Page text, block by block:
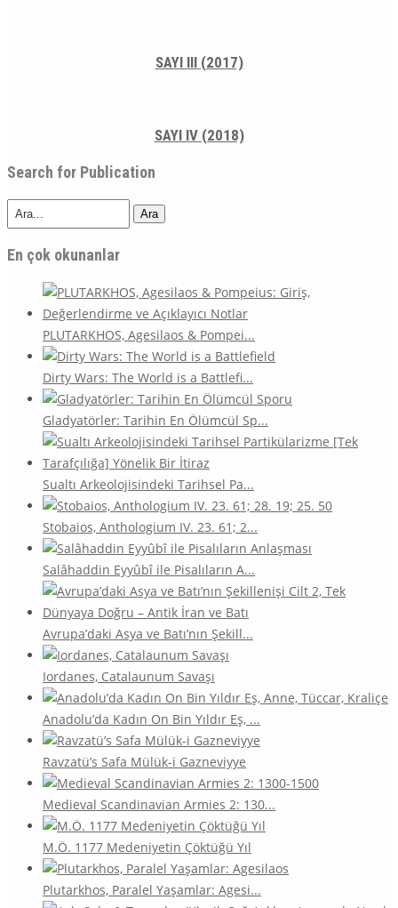
SAYI III (2017)
SAYI IV (2018)
Search for Publication
Ara
En çok okunanlar
PLUTARKHOS, Agesilaos & Pompei...
Dirty Wars: The World is a Battlefi...
Gladyatörler: Tarihin En Ölümcül Sp...
Sualtı Arkeolojisindeki Tarihsel Pa...
Stobaios, Anthologium IV. 23. 61; 2...
Salâhaddin Eyyûbî ile Pisalıların A...
Avrupa’daki Asya ve Batı’nın Şekill...
Iordanes, Catalaunum Savaşı
Anadolu’da Kadın On Bin Yıldır Eş, ...
Ravzatü’s Safa Mülük-i Gazneviyye
Medieval Scandinavian Armies 2: 130...
M.Ö. 1177 Medeniyetin Çöktüğü Yıl
Plutarkhos, Paralel Yaşamlar: Agesi...